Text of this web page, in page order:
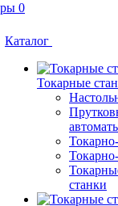
0
Каталог
Токарные
станки